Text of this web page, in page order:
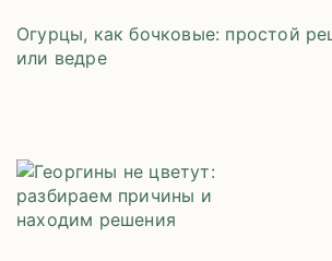
Огурцы, как бочковые: простой
или ведре